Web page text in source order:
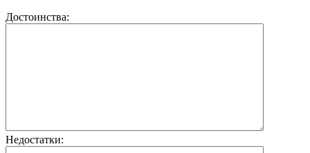
Достоинства:
Недостатки: